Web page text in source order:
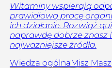
Witaminy wspierają
prawidłową pracę
ich działanie. Rozwiąż
naprawdę dobrze znasz
najważniejsze źródła.
Wiedza ogólnaMisz Masz